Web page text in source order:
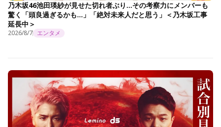
乃木坂46池田瑛紗が見せた切れ者ぶり…その考察力にメンバーも
驚く「頭良過ぎるかも…」「絶対未来人だと思う」＜乃木坂工事
延長中＞
2026/8/7 エンタメ